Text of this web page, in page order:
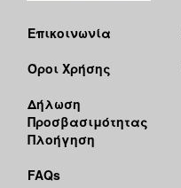
Επικοινωνία
Όροι Χρήσης
Δήλωση
Προσβασιμότητας
Πλοήγηση
FAQs